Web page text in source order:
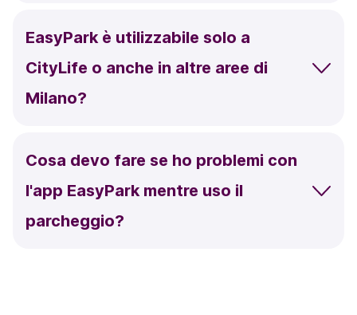
EasyPark è utilizzabile solo a
CityLife o anche in altre aree di
Milano?
Cosa devo fare se ho problemi con
l'app EasyPark mentre uso il
parcheggio?